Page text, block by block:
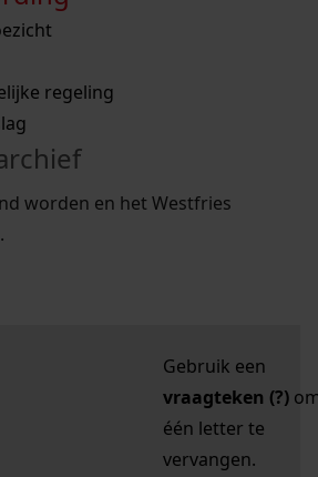
met een aantal zoektips.
met een aantal zoektips.
regeling
worden en het Westfries
zoektips
uw zoekopdracht te
Gebruik een
vraagteken (?)
één letter te
vervangen.